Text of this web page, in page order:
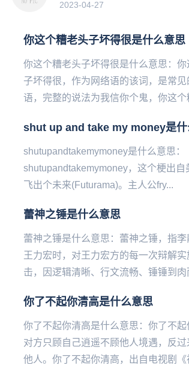
2023-04-27
你这个糟老头子坏得很是什么意思
你这个糟老头子坏得很是什么意思：你
子坏得很，作为网络语的该词，是常
语，完整的说法为我信你个鬼，你这个
搞笑视频中，一位外卖小哥...
shut up and take my money是什
shutupandtakemymoney是什么意思：
shutupandtakemymoney，这个‌‌‌‌‌‌‌‌‌梗出自
飞出个未来(Futurama)。主人公fry...
蕾神之锤是什么意思
蕾神之锤是什么意思：蕾神之锤，指李
王力宏时，对王力宏方的每一次辩解
击，因逻辑清‌‌‌‌‌‌‌‌‌晰、行文流畅、锤锤到肉
你了不起你清高是什么意思
你了不起你清高是什么意思：你了不起
对方只顾自己‌‌‌‌‌‌‌‌‌‌‌‌‌逍遥不顾他人境遇，反过
他人。你了不起你清高，出自电视剧《